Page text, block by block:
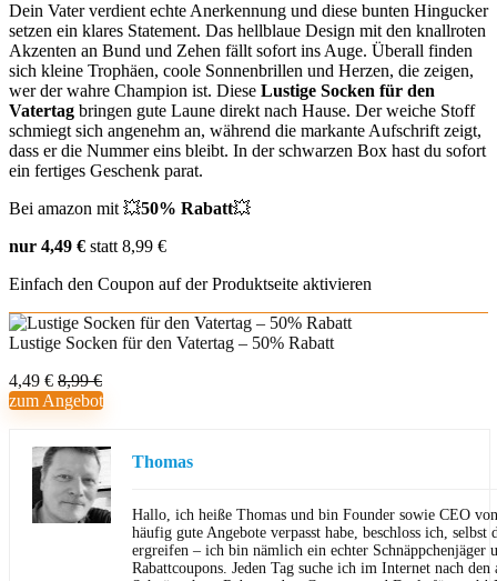
Dein Vater verdient echte Anerkennung und diese bunten Hingucker
setzen ein klares Statement. Das hellblaue Design mit den knallroten
Akzenten an Bund und Zehen fällt sofort ins Auge. Überall finden
sich kleine Trophäen, coole Sonnenbrillen und Herzen, die zeigen,
wer der wahre Champion ist. Diese Lustige Socken für den
Vatertag bringen gute Laune direkt nach Hause. Der weiche Stoff
schmiegt sich angenehm an, während die markante Aufschrift zeigt,
dass er die Nummer eins bleibt. In der schwarzen Box hast du sofort
ein fertiges Geschenk parat.
Bei amazon mit 💥50% Rabatt💥
nur 4,49 € statt 8,99 €
Einfach den Coupon auf der Produktseite aktivieren
Lustige Socken für den Vatertag – 50% Rabatt
4,49 € 8,99 €
zum Angebot
Thomas
Hallo, ich heiße Thomas und bin Founder sowie CEO
häufig gute Angebote verpasst habe, beschloss ich,
ergreifen – ich bin nämlich ein echter Schnäppchenjäger
Rabattcoupons. Jeden Tag suche ich im Internet nach den